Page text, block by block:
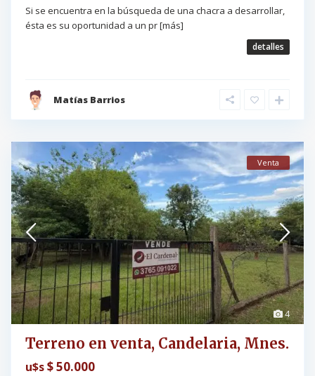
Si se encuentra en la búsqueda de una chacra a desarrollar,
ésta es su oportunidad a un pr[más]
detalles
Matías Barrios
4
Venta
Terreno en venta, Candelaria, Mnes.
u$s$ 50.000